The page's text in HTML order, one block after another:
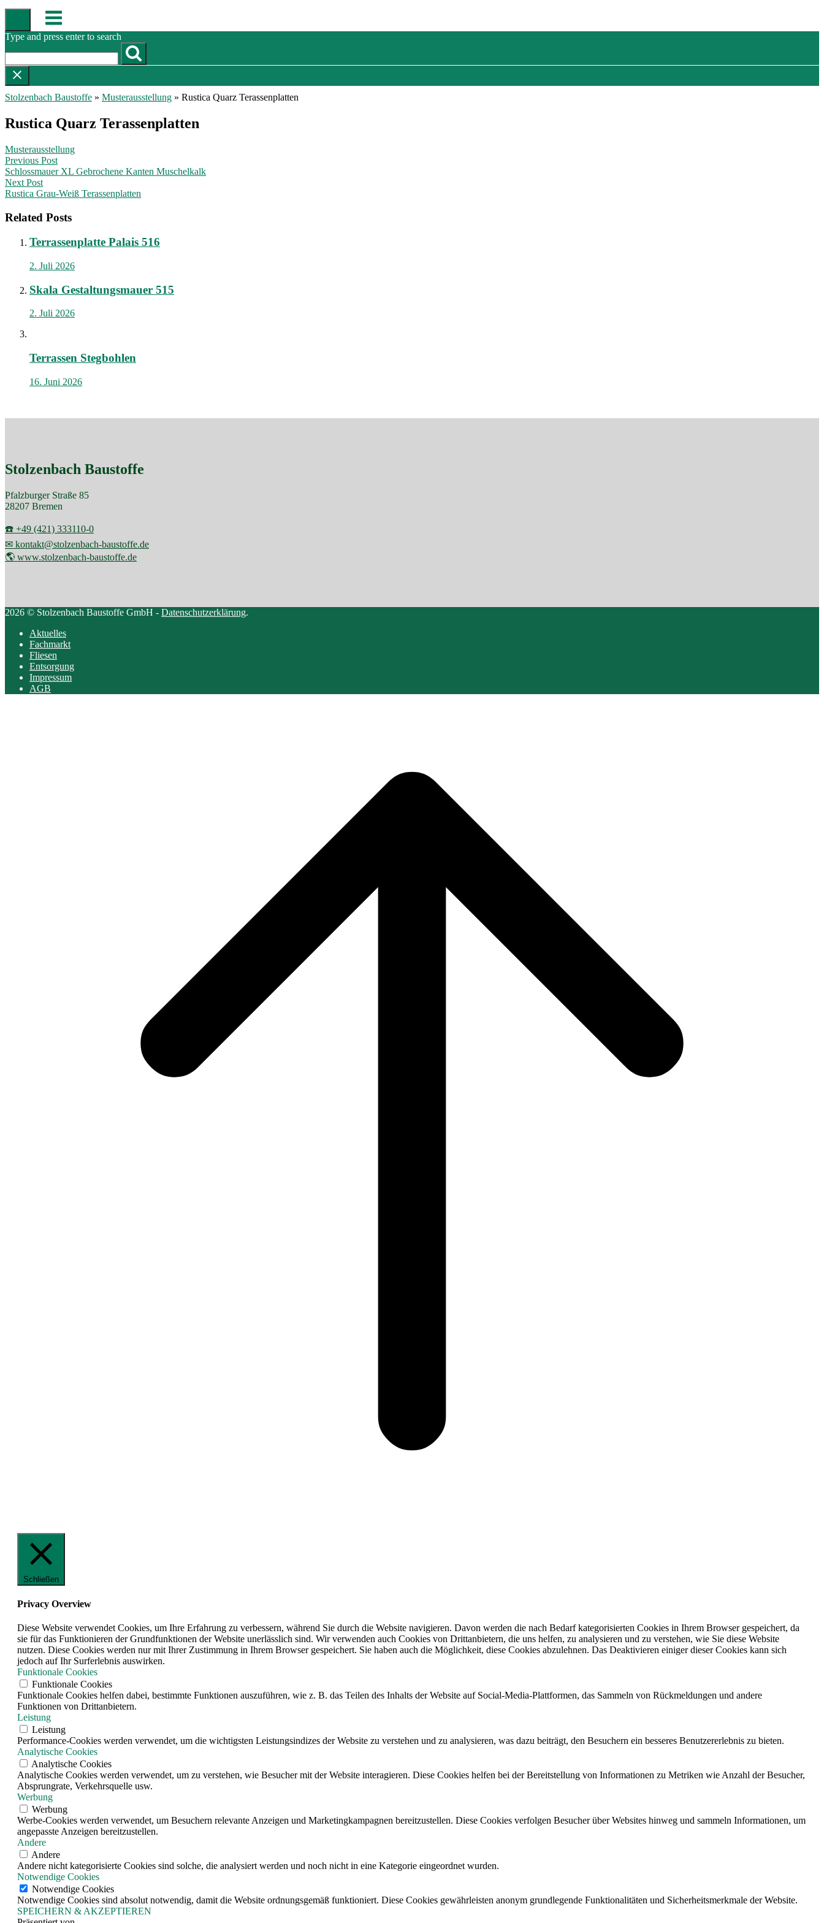
Skip
content
Menu
Type and press enter to search
Stolzenbach Baustoffe » Musterausstellung » Rustica Quarz Terassenplatten
Rustica Quarz Terassenplatten
Musterausstellung
Post
navigation
Previous Post
Schlossmauer XL Gebrochene Kanten Muschelkalk
Next Post
Rustica Grau-Weiß Terassenplatten
Related Posts
Terrassenplatte Palais 516
2. Juli 2026
Skala Gestaltungsmauer 515
2. Juli 2026
Terrassen Stegbohlen
16. Juni 2026
Stolzenbach Baustoffe
Pfalzburger Straße 85
28207 Bremen
☎️ +49 (421) 333110-0
✉ kontakt@stolzenbach-baustoffe.de
🌎 www.stolzenbach-baustoffe.de
2026 © Stolzenbach Baustoffe GmbH - Datenschutzerklärung.
Aktuelles
Fachmarkt
Fliesen
Entsorgung
Impressum
AGB
Schließen
Privacy Overview
Diese Website verwendet Cookies, um Ihre Erfahrung zu verbessern, während Sie durch die Website navigieren. Davon werden die nach Bedarf kategorisierten Cookies in Ihrem Browser gespeichert, da
sie für das Funktionieren der Grundfunktionen der Website unerlässlich sind. Wir verwenden auch Cookies von Drittanbietern, die uns helfen, zu analysieren und zu verstehen, wie Sie diese Website
nutzen. Diese Cookies werden nur mit Ihrer Zustimmung in Ihrem Browser gespeichert. Sie haben auch die Möglichkeit, diese Cookies abzulehnen. Das Deaktivieren einiger dieser Cookies kann sich
jedoch auf Ihr Surferlebnis auswirken.
Funktionale Cookies
Funktionale Cookies
Funktionale Cookies helfen dabei, bestimmte Funktionen auszuführen, wie z. B. das Teilen des Inhalts der Website auf Social-Media-Plattformen, das Sammeln von Rückmeldungen und andere
Funktionen von Drittanbietern.
Leistung
Leistung
Performance-Cookies werden verwendet, um die wichtigsten Leistungsindizes der Website zu verstehen und zu analysieren, was dazu beiträgt, den Besuchern ein besseres Benutzererlebnis zu bieten.
Analytische Cookies
Analytische Cookies
Analytische Cookies werden verwendet, um zu verstehen, wie Besucher mit der Website interagieren. Diese Cookies helfen bei der Bereitstellung von Informationen zu Metriken wie Anzahl der Besucher,
Absprungrate, Verkehrsquelle usw.
Werbung
Werbung
Werbe-Cookies werden verwendet, um Besuchern relevante Anzeigen und Marketingkampagnen bereitzustellen. Diese Cookies verfolgen Besucher über Websites hinweg und sammeln Informationen, um
angepasste Anzeigen bereitzustellen.
Andere
Andere
Andere nicht kategorisierte Cookies sind solche, die analysiert werden und noch nicht in eine Kategorie eingeordnet wurden.
Notwendige Cookies
Notwendige Cookies
Notwendige Cookies sind absolut notwendig, damit die Website ordnungsgemäß funktioniert. Diese Cookies gewährleisten anonym grundlegende Funktionalitäten und Sicherheitsmerkmale der Website.
SPEICHERN & AKZEPTIEREN